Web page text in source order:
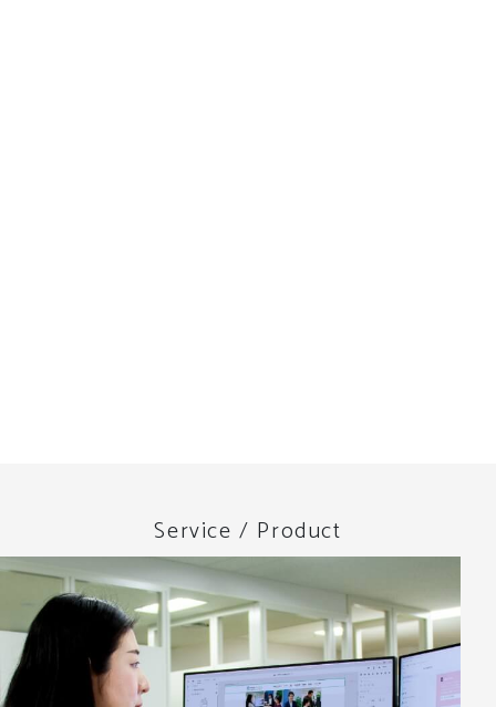
Service / Product